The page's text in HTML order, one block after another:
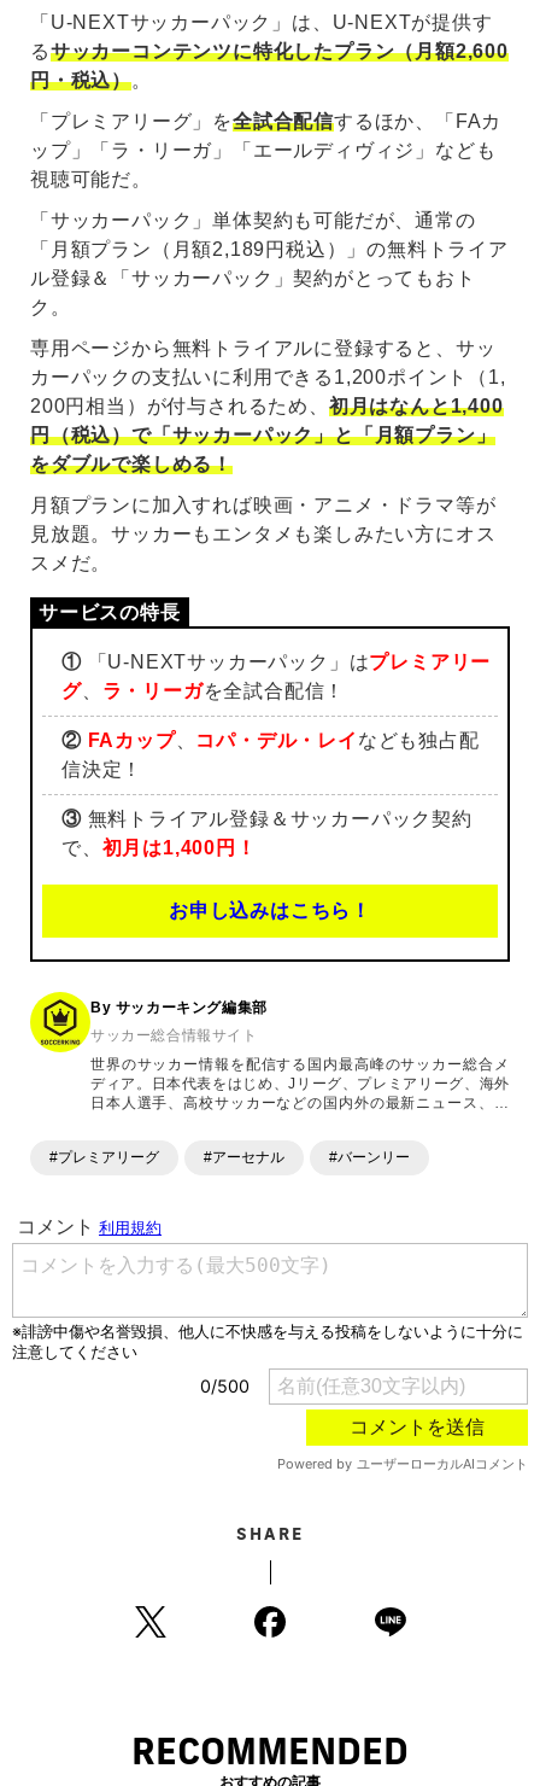
「U-NEXTサッカーパック」は、U-NEXTが提供す
るサッカーコンテンツに特化したプラン（月額2,600
円・税込）。
「プレミアリーグ」を全試合配信するほか、「FAカ
ップ」「ラ・リーガ」「エールディヴィジ」なども
視聴可能だ。
「サッカーパック」単体契約も可能だが、通常の
「月額プラン（月額2,189円税込）」の無料トライア
ル登録＆「サッカーパック」契約がとってもおト
ク。
専用ページから無料トライアルに登録すると、サッ
カーパックの支払いに利用できる1,200ポイント（1,
200円相当）が付与されるため、 初月はなんと1,400
円（税込）で「サッカーパック」と「月額プラン」
をダブルで楽しめる！
月額プランに加入すれば映画・アニメ・ドラマ等が
見放題。サッカーもエンタメも楽しみたい方にオス
スメだ。
①「U-NEXTサッカーパック」はプレミアリー
グ、 ラ・リーガを全試合配信！
② FAカップ、 コパ・デル・レイ なども独占配
信決定！
③無料トライアル登録＆サッカーパック契約
で、 初月は1,400円！
お申し込みはこちら！
By サッカーキング編集部
サッカー総合情報サイト
世界のサッカー情報を配信する国内最高峰のサッカー総合メ
ディア。日本代表をはじめ、Jリーグ、プレミアリーグ、海外
日本人選手、高校サッカーなどの国内外の最新ニュース、コ
ます。「X」「Instagram」「YouTube」「TikTok」など、
#プレミアリーグ #アーセナル #バーンリー
SHARE
RECOMMENDED
おすすめの記事